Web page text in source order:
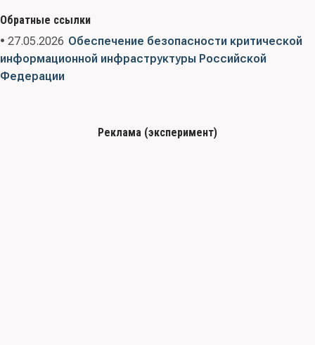
Обратные ссылки
• 27.05.2026 Обеспечение безопасности критической
информационной инфраструктуры Российской
Федерации
Реклама (эксперимент)